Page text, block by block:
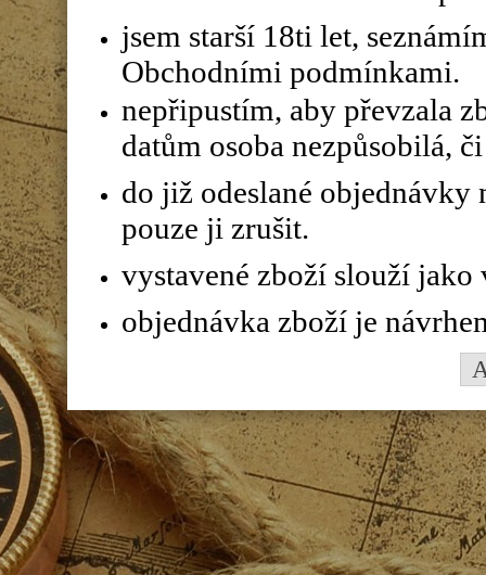
jsem starší 18ti let,
Obchodními podmínkami.
nepřipustím, aby převzala
datům osoba nezpůsobilá,
do již odeslané objednávky
pouze ji zrušit.
vystavené zboží slouží
objednávka zboží je